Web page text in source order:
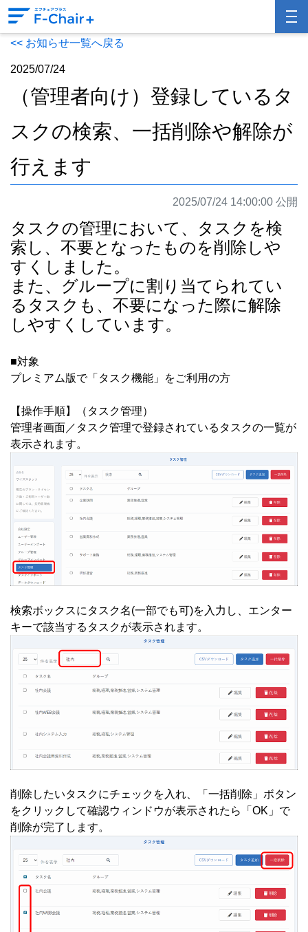
<< お知らせ一覧へ戻る
2025/07/24
（管理者向け）登録しているタ
スクの検索、一括削除や解除が
行えます
2025/07/24 14:00:00 公開
タスクの管理において、タスクを検
索し、不要となったものを削除しや
すくしました。
また、グループに割り当てられてい
るタスクも、不要になった際に解除
しやすくしています。
■対象
プレミアム版で「タスク機能」をご利用の方
【操作手順】（タスク管理）
管理者画面／タスク管理で登録されているタスクの一覧が
表示されます。
検索ボックスにタスク名(一部でも可)を入力し、エンター
キーで該当するタスクが表示されます。
削除したいタスクにチェックを入れ、「一括削除」ボタン
をクリックして確認ウィンドウが表示されたら「OK」で
削除が完了します。